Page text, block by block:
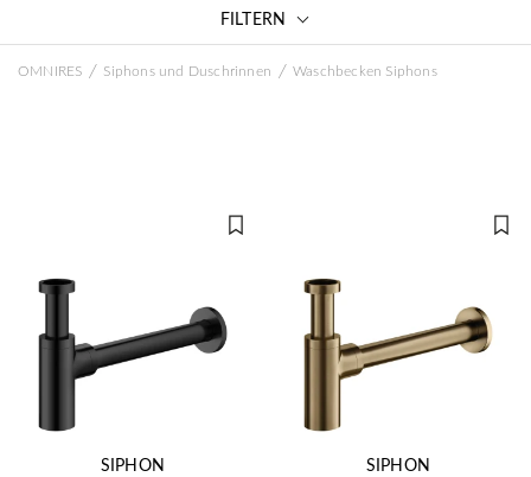
FILTERN
OMNIRES / Siphons und Duschrinnen / Waschbecken Siphons
SIPHON
SIPHON